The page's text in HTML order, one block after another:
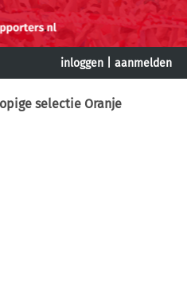
inloggen aanmelden
selectie Oranje